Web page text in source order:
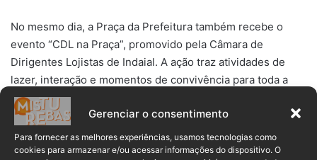
Gerenciar o consentimento
Para fornecer as melhores experiências, usamos tecnologias como
cookies para armazenar e/ou acessar informações do dispositivo. O
No mesmo dia, a Praça da Prefeitura também recebe o
evento “CDL na Praça”, promovido pela Câmara de
Dirigentes Lojistas de Indaial. A ação traz atividades de
lazer, interação e momentos de convivência para toda a
família, ampliando a programação e prometendo
movimentar ainda mais a região central ao longo do
sábado.